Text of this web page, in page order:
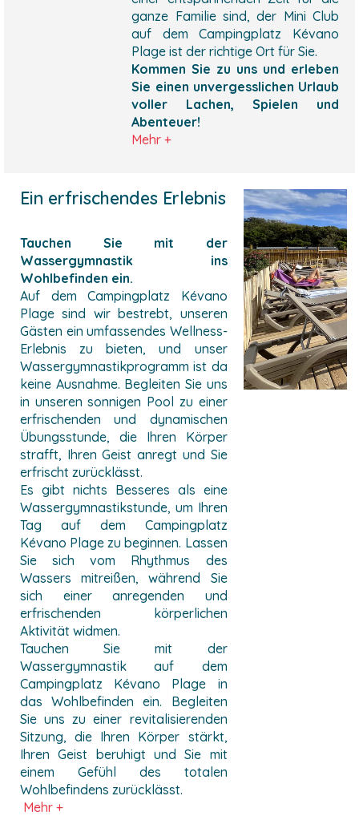
ganze Familie sind, der Mini Club
auf dem Campingplatz Kévano
Plage ist der richtige Ort für Sie.
Kommen Sie zu uns und erleben
Sie einen unvergesslichen Urlaub
voller Lachen, Spielen und
Abenteuer!
Mehr +
Ein erfrischendes Erlebnis
Tauchen Sie mit der
Wassergymnastik ins
Wohlbefinden ein.
Auf dem Campingplatz Kévano
Plage sind wir bestrebt, unseren
Gästen ein umfassendes Wellness-
Erlebnis zu bieten, und unser
Wassergymnastikprogramm ist da
keine Ausnahme. Begleiten Sie uns
in unseren sonnigen Pool zu einer
erfrischenden und dynamischen
Übungsstunde, die Ihren Körper
strafft, Ihren Geist anregt und Sie
erfrischt zurücklässt.
Es gibt nichts Besseres als eine
Wassergymnastikstunde, um Ihren
Tag auf dem Campingplatz
Kévano Plage zu beginnen. Lassen
Sie sich vom Rhythmus des
Wassers mitreißen, während Sie
sich einer anregenden und
erfrischenden körperlichen
Aktivität widmen.
Tauchen Sie mit der
Wassergymnastik auf dem
Campingplatz Kévano Plage in
das Wohlbefinden ein. Begleiten
Sie uns zu einer revitalisierenden
Sitzung, die Ihren Körper stärkt,
Ihren Geist beruhigt und Sie mit
einem Gefühl des totalen
Wohlbefindens zurücklässt.
Mehr +